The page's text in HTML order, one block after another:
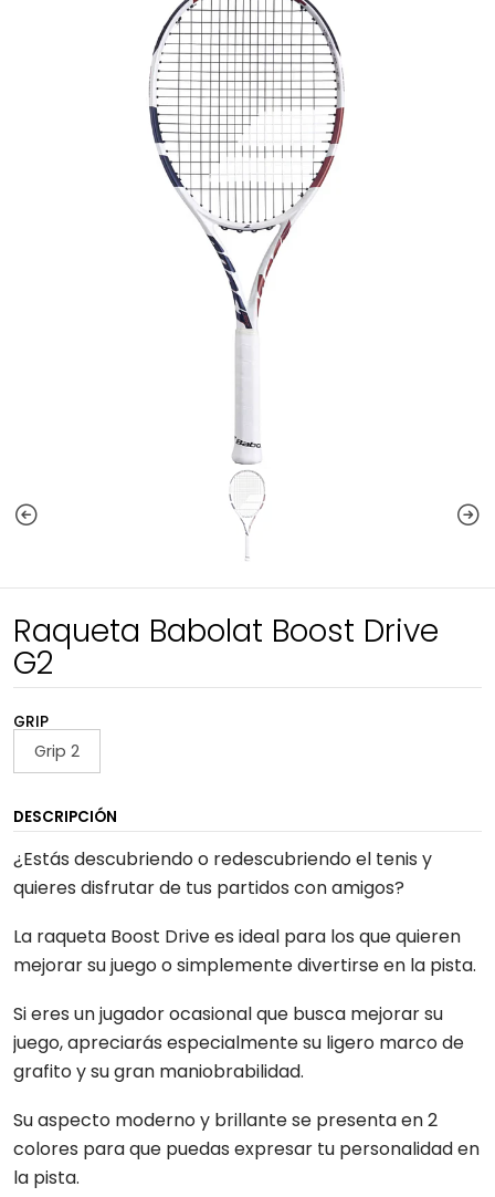
Raqueta Babolat Boost Drive
G2
GRIP
Grip 2
DESCRIPCIÓN
¿Estás descubriendo o redescubriendo el tenis y
quieres disfrutar de tus partidos con amigos?
La raqueta Boost Drive es ideal para los que quieren
mejorar su juego o simplemente divertirse en la pista.
Si eres un jugador ocasional que busca mejorar su
juego, apreciarás especialmente su ligero marco de
grafito y su gran maniobrabilidad.
Su aspecto moderno y brillante se presenta en 2
colores para que puedas expresar tu personalidad en
la pista.